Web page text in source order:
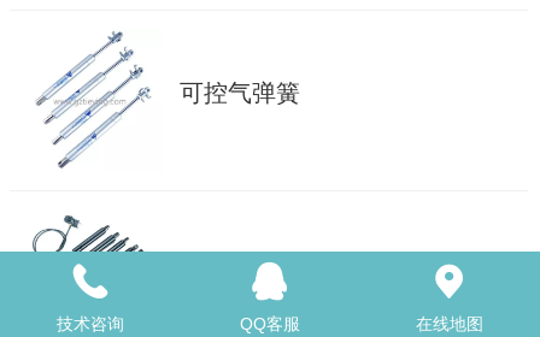
可控气弹簧
可控气弹簧
技术咨询 QQ客服 在线地图